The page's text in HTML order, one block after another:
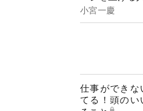
小宮一慶
仕事ができ
てる！頭のい